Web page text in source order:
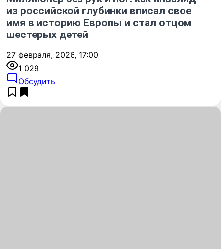
из российской глубинки вписал свое
имя в историю Европы и стал отцом
шестерых детей
27 февраля, 2026, 17:00
1 029
Обсудить